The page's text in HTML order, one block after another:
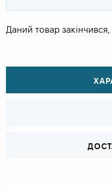
Даний товар